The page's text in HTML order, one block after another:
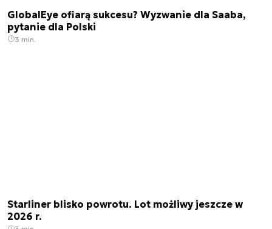
GlobalEye ofiarą sukcesu? Wyzwanie dla Saaba,
pytanie dla Polski
3 min.
Starliner blisko powrotu. Lot możliwy jeszcze w
2026 r.